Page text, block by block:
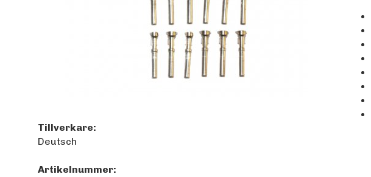
Tillverkare:
Deutsch
Artikelnummer: